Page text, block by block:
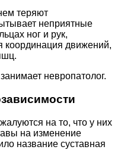
теряют
неприятные
ног и рук,
координация движений,
невропатолог.
на то, что у них
на изменение
название суставная